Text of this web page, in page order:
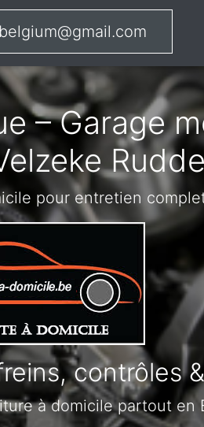
– Garage
pour entretien
contrôles
à domicile partout en